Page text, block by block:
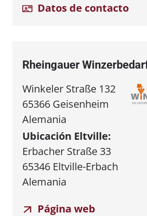
Datos de contacto
Rheingauer
Winkeler Straße 132
65366 Geisenheim
Alemania
Ubicación Eltville:
Erbacher Straße 33
65346 Eltville-Erbach
Alemania
Página web